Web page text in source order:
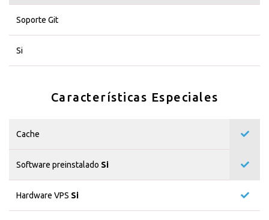
Soporte Git
Si
Características Especiales
Cache
Software preinstalado Si
Hardware VPS Si